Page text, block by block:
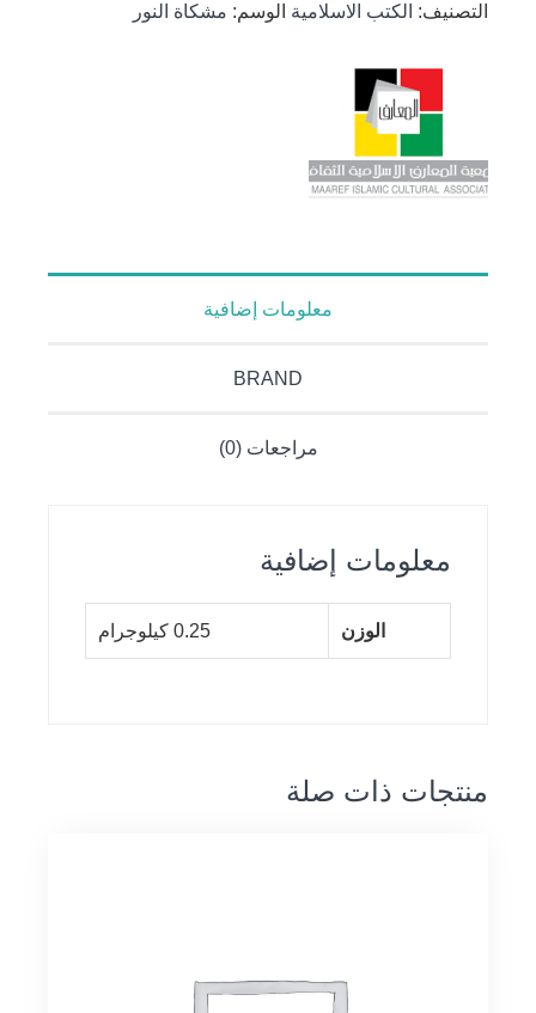
التصنيف: الكتب الاسلامية الوسم: مشكاة النور
معلومات إضافية
BRAND
مراجعات (0)
معلومات إضافية
الوزن 0.25 كيلوجرام
منتجات ذات صلة